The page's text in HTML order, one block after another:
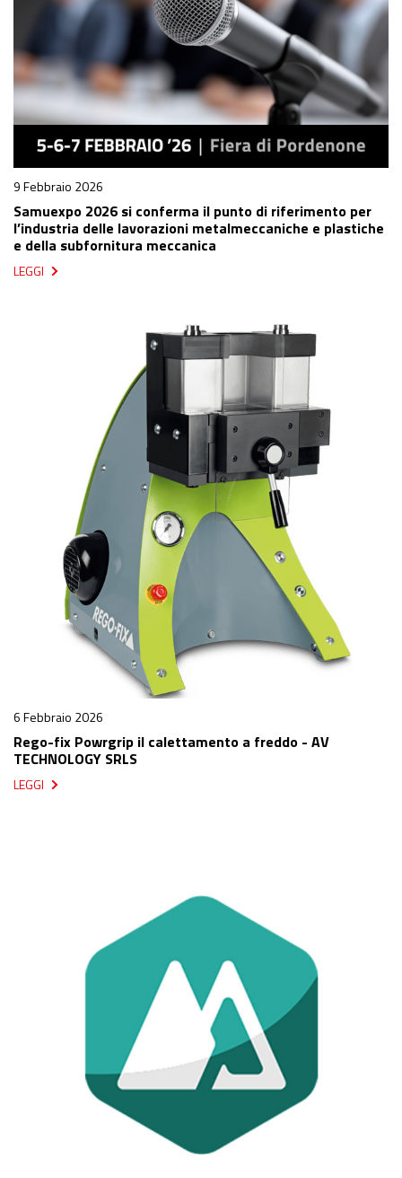
9 Febbraio 2026
Samuexpo 2026 si conferma il punto di riferimento per
l’industria delle lavorazioni metalmeccaniche e plastiche
e della subfornitura meccanica
LEGGI
6 Febbraio 2026
Rego-fix Powrgrip il calettamento a freddo - AV
TECHNOLOGY SRLS
LEGGI